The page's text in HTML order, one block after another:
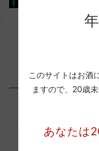
栽培面積
「生産
このサイトはお酒
ますので、 20歳
あなたは